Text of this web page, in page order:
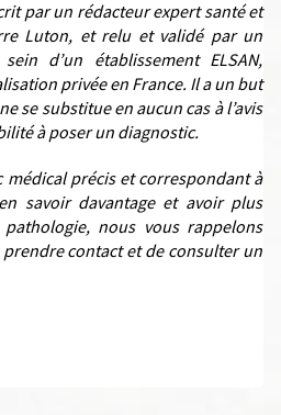
par un rédacteur expert santé et
Luton, et relu et validé par un
d’un établissement ELSAN,
privée en France. Il a un but
se substitue en aucun cas à l’avis
à poser un diagnostic.
précis et correspondant à
savoir davantage et avoir plus
nous vous rappelons
contact et de consulter un